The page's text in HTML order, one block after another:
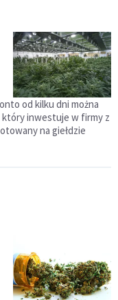
od kilku dni można
inwestuje w firmy z
na giełdzie